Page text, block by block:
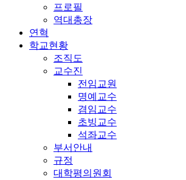
프로필
역대총장
연혁
학교현황
조직도
교수진
전임교원
명예교수
겸임교수
초빙교수
석좌교수
부서안내
규정
대학평의원회